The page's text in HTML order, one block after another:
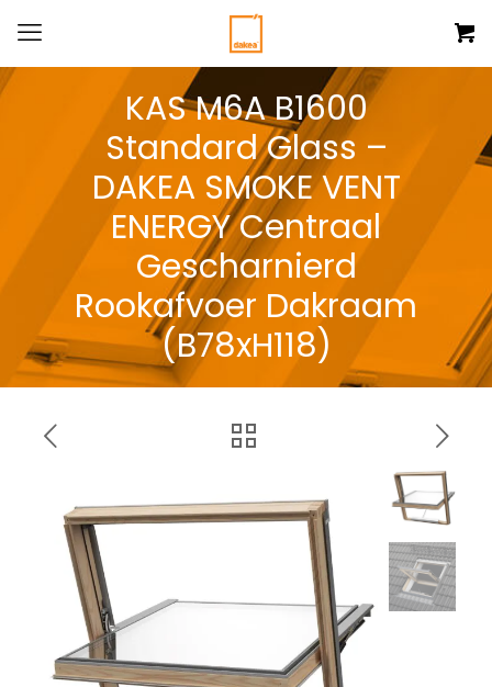
KAS M6A B1600
Standard Glass –
DAKEA SMOKE VENT
ENERGY Centraal
Gescharnierd
Rookafvoer Dakraam
(B78xH118)